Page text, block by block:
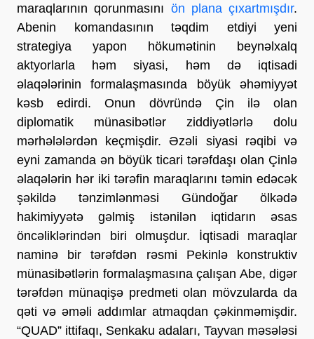
maraqlarının qorunmasını ön plana çıxartmışdır.
Abenin komandasının təqdim etdiyi yeni
strategiya yapon hökumətinin beynəlxalq
aktyorlarla həm siyasi, həm də iqtisadi
əlaqələrinin formalaşmasında böyük əhəmiyyət
kəsb edirdi. Onun dövründə Çin ilə olan
diplomatik münasibətlər ziddiyətlərlə dolu
mərhələlərdən keçmişdir. Əzəli siyasi rəqibi və
eyni zamanda ən böyük ticari tərəfdaşı olan Çinlə
əlaqələrin hər iki tərəfin maraqlarını təmin edəcək
şəkildə tənzimlənməsi Gündoğar ölkədə
hakimiyyətə gəlmiş istənilən iqtidarın əsas
öncəliklərindən biri olmuşdur. İqtisadi maraqlar
naminə bir tərəfdən rəsmi Pekinlə konstruktiv
münasibətlərin formalaşmasına çalışan Abe, digər
tərəfdən münaqişə predmeti olan mövzularda da
qəti və əməli addımlar atmaqdan çəkinməmişdir.
“QUAD” ittifaqı, Senkaku adaları, Tayvan məsələsi